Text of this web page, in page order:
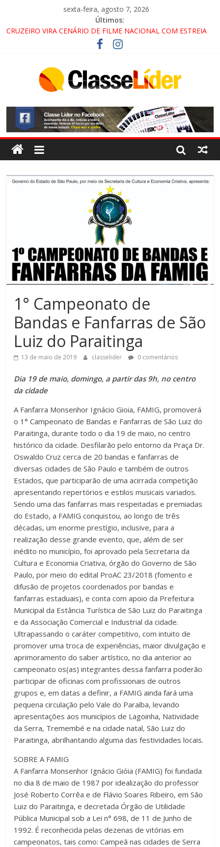
sexta-feira, agosto 7, 2026
Últimos:
CRUZEIRO VIRA CENÁRIO DE FILME NACIONAL COM ESTREIA
PROMOTOR DO GAECO
ACESSO À APARECIDA NA DUTRA SERÁ BLOQUEADO NO FIM
ALTERNATIVAS
LORENA, PINDAMONHANGABA E QUELUZ NA RETA FINAL
PELA FÁBRICA DA COCA-COLA!
1° Campeonato de
Bandas e Fanfarras de São
Luiz do Paraitinga
13 de maio de 2019 classelider 0 comentários
Dia 19 de maio, domingo, a partir das 9h, no centro
da cidade
A Fanfarra Monsenhor Ignácio Gioia, FAMIG, promoverá
o 1° Campeonato de Bandas e Fanfarras de São Luiz do
Paraitinga, durante todo o dia 19 de maio, no centro
histórico da cidade. Desfilarão pelo entorno da Praça Dr.
Oswaldo Cruz cerca de 20 bandas e fanfarras de
diversas cidades de São Paulo e também de outros
Estados, que participarão de uma acirrada competição
apresentando repertórios e estilos musicais variados.
Sendo uma das fanfarras mais respeitadas e premiadas
do Estado, a FAMIG conquistou, ao longo de três
décadas, um enorme prestígio, inclusive, para a
realização desse grande evento, que, além de ser
inédito no município, foi aprovado pela Secretaria da
Cultura e Economia Criativa, órgão do Governo de São
Paulo, por meio do edital ProAC 23/2018 (fomento e
difusão de projetos coordenados por bandas e
fanfarras estaduais), e conta com apoio da Prefeitura
Municipal da Estância Turística de São Luiz do Paraitinga
e da Associação Comercial e Industrial da cidade.
Ultrapassando o caráter competitivo, com intuito de
promover uma troca de experiências, maior divulgação e
aprimoramento do saber artístico, no dia anterior ao
campeonato os(as) integrantes dessa fanfarra poderão
participar de oficinas com profissionais de outros
grupos e, em datas a definir, a FAMIG ainda fará uma
pequena circulação pelo Vale do Paraíba, levando
apresentações aos municípios de Lagoinha, Natividade
da Serra, Tremembé e na cidade natal, São Luiz do
Paraitinga, abrilhantando alguma das festividades locais.
SOBRE A FAMIG
A Fanfarra Monsenhor Ignácio Gióia (FAMIG) foi fundada
no dia 8 de maio de 1987 por idealização do professor
José Roberto Corrêa e de Flávio Soares Ribeiro, em São
Luiz do Paraitinga, e decretada Órgão de Utilidade
Pública Municipal sob a Lei n° 698, de 11 de Junho de
1992. É reconhecida pelas dezenas de vitórias em
campeonatos, tais como: Campeã nas cidades de Serra